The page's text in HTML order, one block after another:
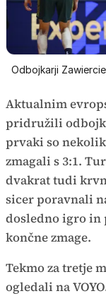
Odbojkarji
Aktualnim
pridružili
prvaki so
zmagali s 3:1.
dvakrat tudi
sicer poravnali
dosledno igro
končne zmage.
Tekmo za tretje
ogledali na